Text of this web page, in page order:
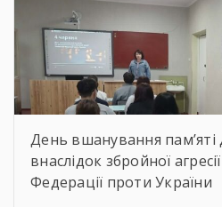
День вшанування пам’яті
внаслідок збройної
Федерації проти України